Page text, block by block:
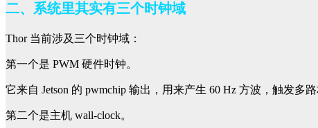
二、系统里其实有三个时钟域
Thor 当前涉及三个时钟域：
第一个是 PWM 硬件时钟。
它来自 Jetson 的 pwmchip 输出，用来产生 60 Hz 方波，触发多路
第二个是主机 wall-clock。